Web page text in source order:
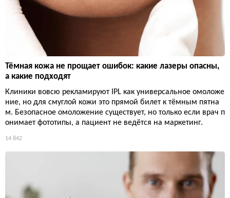
Тёмная кожа не прощает ошибок: какие лазеры опасны,
а какие подходят
Клиники вовсю рекламируют IPL как универсальное омоложе
ние, но для смуглой кожи это прямой билет к тёмным пятна
м. Безопасное омоложение существует, но только если врач п
онимает фототипы, а пациент не ведётся на маркетинг.
14 842